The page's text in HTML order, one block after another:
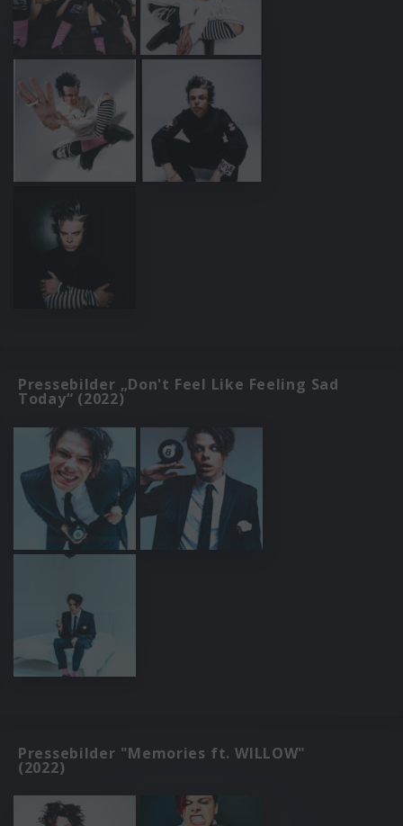
Pressebilder „Don't Feel Like Feeling Sad
Today“ (2022)
Pressebilder "Memories ft. WILLOW"
(2022)